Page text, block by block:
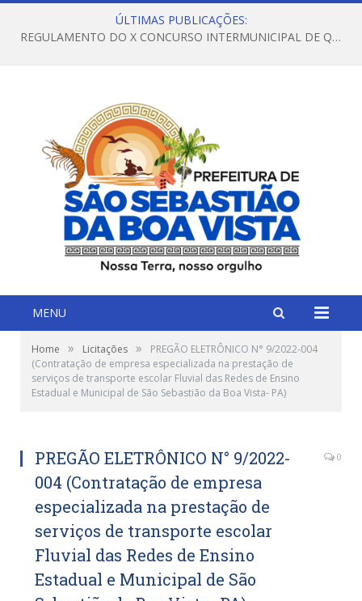
ÚLTIMAS PUBLICAÇÕES:
REGULAMENTO DO X CONCURSO INTERMUNICIPAL DE QUADRILHAS JUNINAS – 2026 – ARRAIÁ DA VENEZA
MENU
Home » Licitações »
PREGÃO ELETRÔNICO N° 9/2022-004
(Contratação de empresa especializada na prestação de
serviços de transporte escolar Fluvial das Redes de Ensino
Estadual e Municipal de São Sebastião da Boa Vista- PA)
PREGÃO ELETRÔNICO N° 9/2022-
004 (Contratação de empresa
especializada na prestação de
serviços de transporte escolar
Fluvial das Redes de Ensino
Estadual e Municipal de São
0